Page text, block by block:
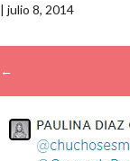
| julio 8, 2014
←
→